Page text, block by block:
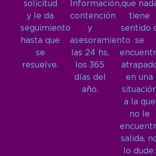
solicitud
y le da
seguimiento
hasta que
se
resuelve.
Información,
contención
y
asesoramiento
las 24 hs,
los 365
días del
año.
que
tiene
sentido
se
en una
a la que
no le
salida,
lo dude: